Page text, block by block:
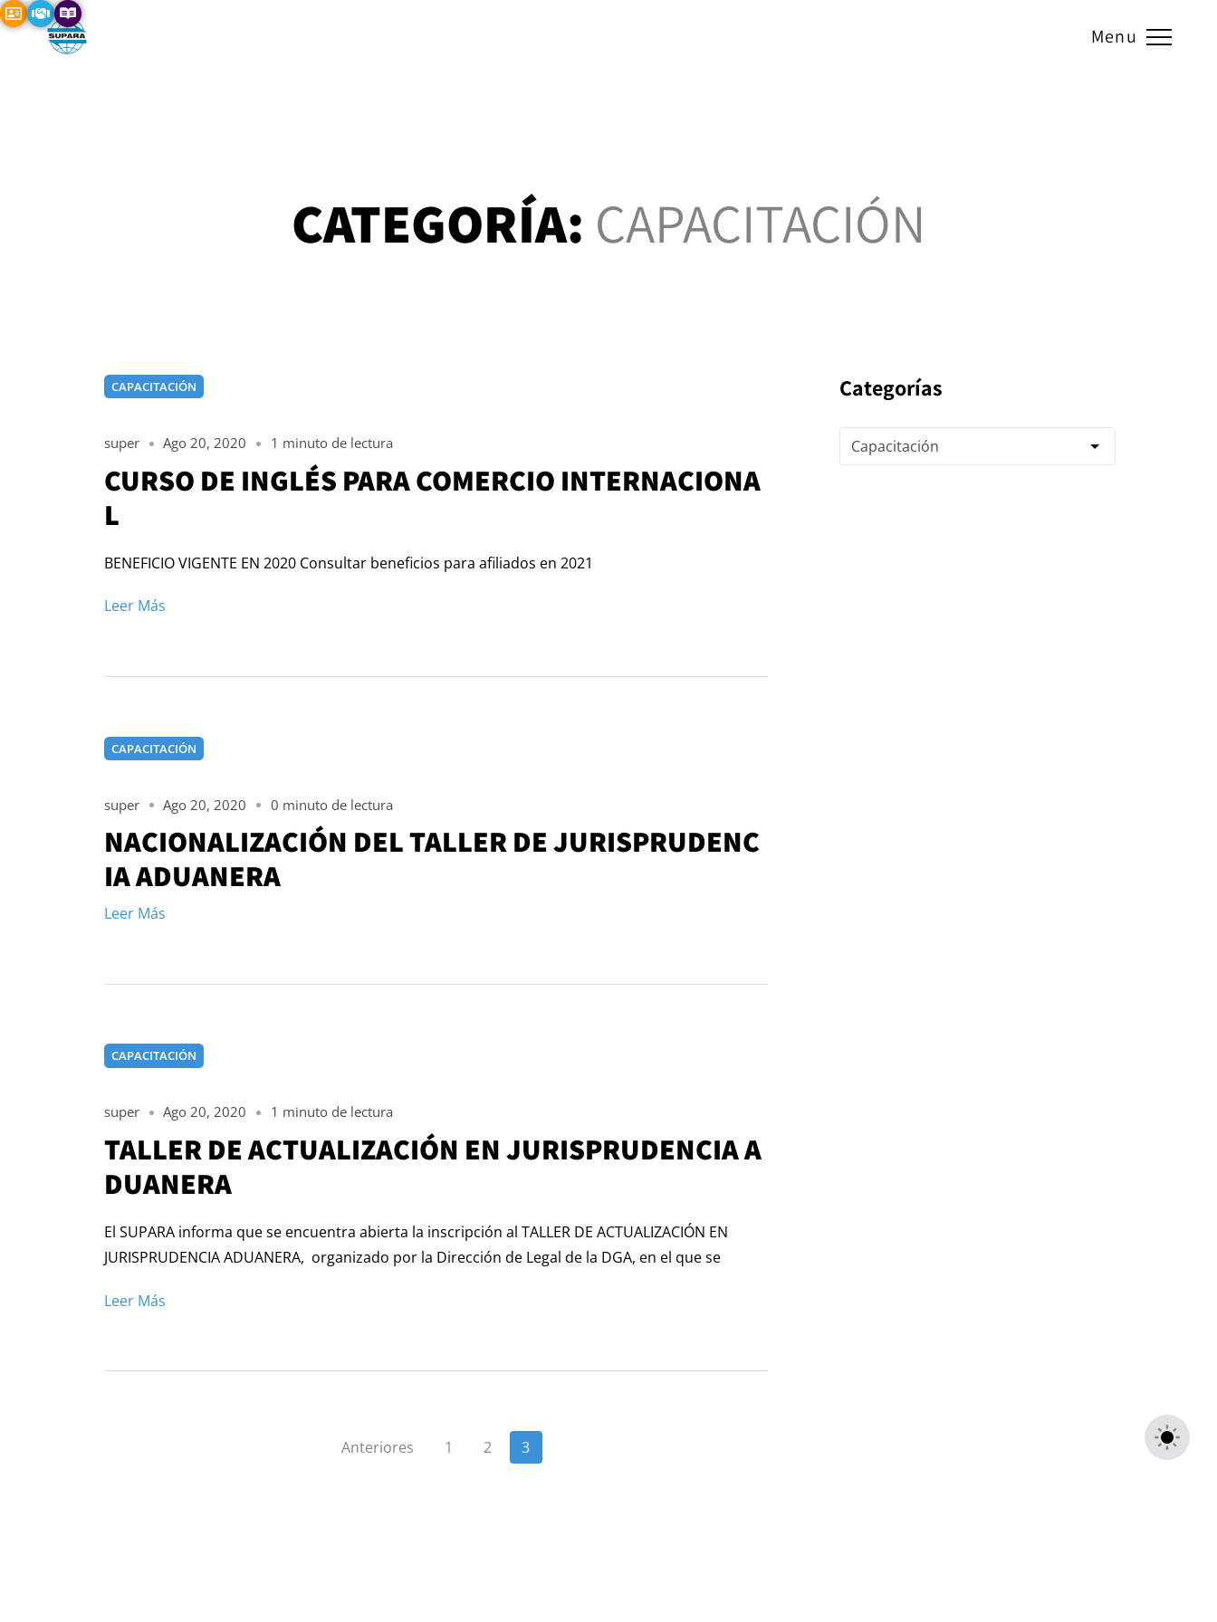
Menu
CATEGORÍA: CAPACITACIÓN
CAPACITACIÓN
super Ago 20, 2020 1 minuto de lectura
CURSO DE INGLÉS PARA COMERCIO INTERNACIONA
L
BENEFICIO VIGENTE EN 2020 Consultar beneficios para afiliados en 2021
Leer Más
CAPACITACIÓN
super Ago 20, 2020 0 minuto de lectura
NACIONALIZACIÓN DEL TALLER DE JURISPRUDENC
IA ADUANERA
Leer Más
CAPACITACIÓN
super Ago 20, 2020 1 minuto de lectura
TALLER DE ACTUALIZACIÓN EN JURISPRUDENCIA A
DUANERA
El SUPARA informa que se encuentra abierta la inscripción al TALLER DE ACTUALIZACIÓN EN
JURISPRUDENCIA ADUANERA, organizado por la Dirección de Legal de la DGA, en el que se
Leer Más
Anteriores 1 2 3
Categorías